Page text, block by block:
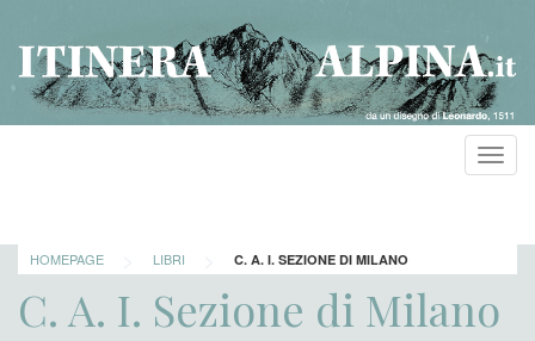
HOMEPAGE LIBRI C. A. I. SEZIONE DI MILANO
C. A. I. Sezione di Milano